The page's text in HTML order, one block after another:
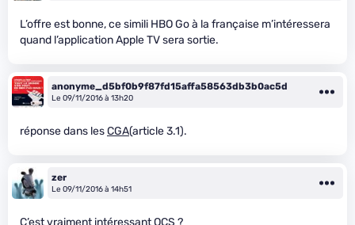
L’offre est bonne, ce simili HBO Go à la française m’intéressera
quand l’application Apple TV sera sortie.
anonyme_d5bf0b9f87fd15affa58563db3b0ac5d
Le 09/11/2016 à 13h20
réponse dans lesCGA(article 3.1).
zer
Le 09/11/2016 à 14h51
C’est vraiment intéressant OCS ?